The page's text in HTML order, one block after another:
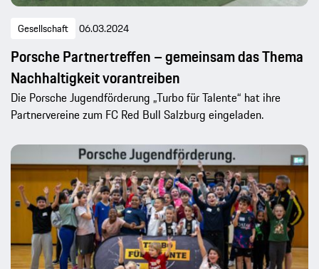
Gesellschaft 06.03.2024
Porsche Partnertreffen – gemeinsam das Thema
Nachhaltigkeit vorantreiben
Die Porsche Jugendförderung „Turbo für Talente“ hat ihre
Partnervereine zum FC Red Bull Salzburg eingeladen.